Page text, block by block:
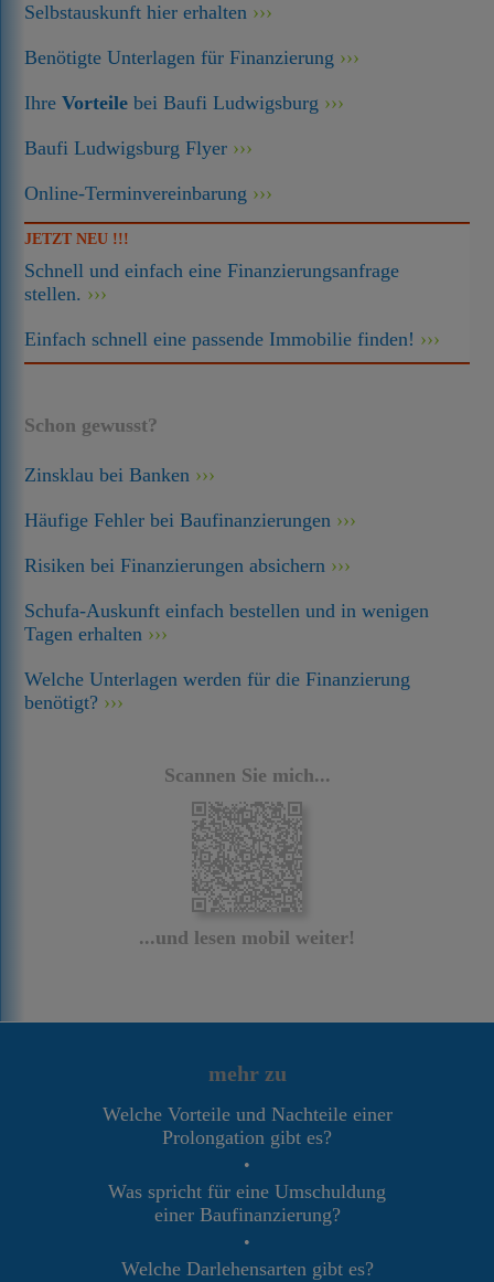
Selbstauskunft hier erhalten
Benötigte Unterlagen für Finanzierung
IhreVorteile bei Baufi Ludwigsburg
Baufi Ludwigsburg Flyer
Online-Terminvereinbarung
JETZT NEU !!!
Schnell und einfach eine Finanzierungsanfrage
stellen.
Einfach schnell eine passende Immobilie finden!
Schon gewusst?
Zinsklau bei Banken
Häufige Fehler bei Baufinanzierungen
Risiken bei Finanzierungen absichern
Schufa-Auskunft einfach bestellen und in wenigen
Tagen erhalten
Welche Unterlagen werden für die Finanzierung
benötigt?
Scannen Sie mich...
...und lesen mobil weiter!
mehr zu
Welche Vorteile und Nachteile einer
Prolongation gibt es?
•
Was spricht für eine Umschuldung
einer Baufinanzierung?
•
Welche Darlehensarten gibt es?